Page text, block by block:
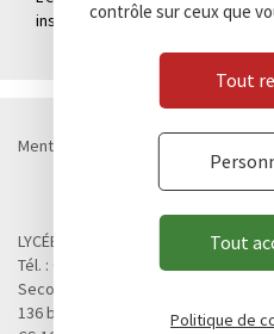
instructif !
Mentions légales
Contact
LYCÉE CHATEAUBRIAND
Tél. : 02 99 28 19 00 / Fax. : 02 99 28
Second cycle, Abibac, Classes
136 boulevard de Vitré
contrôle sur ceux que
Tout
Tout
Politique de